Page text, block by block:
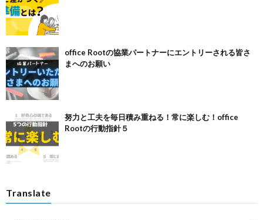
office Rootの協業パートナーにエントリーされる皆さ
まへのお願い
努力と工夫を毎日積み重ねる！常に楽しむ！office
Rootの行動指針５
Translate